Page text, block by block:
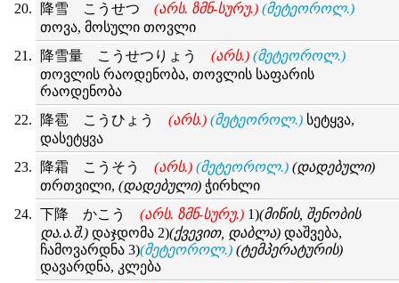
降雪 こうせつ (არს. ზმნ-სურუ.) (მეტეოროლ.)
თოვა, მოსული თოვლი
降雪量 こうせつりょう (არს.) (მეტეოროლ.)
თოვლის რაოდენობა, თოვლის საფარის
რაოდენობა
降雹 こうひょう (არს.) (მეტეოროლ.) სეტყვა,
დასეტყვა
降霜 こうそう (არს.) (მეტეოროლ.) (დადებული)
თრთვილი, (დადებული) ჭირხლი
下降 かこう (არს. ზმნ-სურუ.) 1)(მიწის, შენობის
და.ა.შ.) დაჯდომა 2)(ქვევით, დაბლა) დაშვება,
ჩამოვარდნა 3)(მეტეოროლ.) (ტემპერატურის)
დავარდნა, კლება